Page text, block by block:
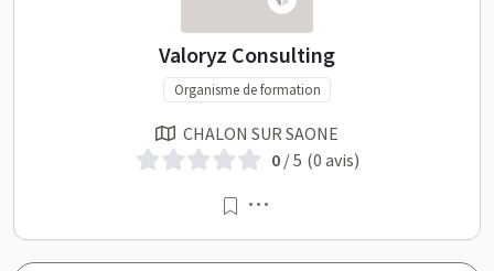
Valoryz Consulting sur
Valoryz Consulting
Organisme de formation
CHALON SUR SAONE
0/ 5 (0 avis)